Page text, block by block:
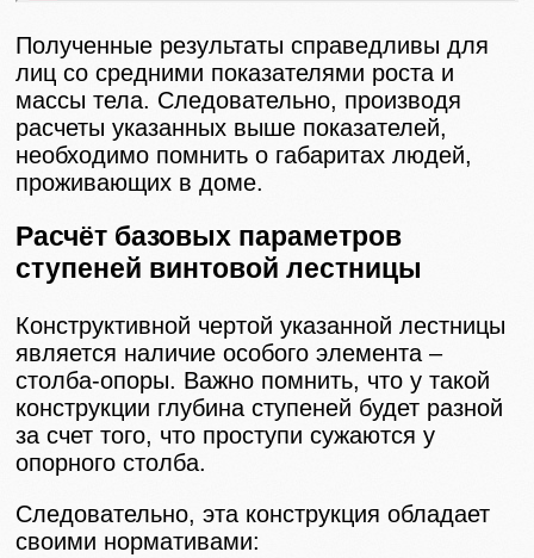
Полученные результаты справедливы для
лиц со средними показателями роста и
массы тела. Следовательно, производя
расчеты указанных выше показателей,
необходимо помнить о габаритах людей,
проживающих в доме.
Расчёт базовых параметров
ступеней винтовой лестницы
Конструктивной чертой указанной лестницы
является наличие особого элемента –
столба-опоры. Важно помнить, что у такой
конструкции глубина ступеней будет разной
за счет того, что проступи сужаются у
опорного столба.
Следовательно, эта конструкция обладает
своими нормативами: